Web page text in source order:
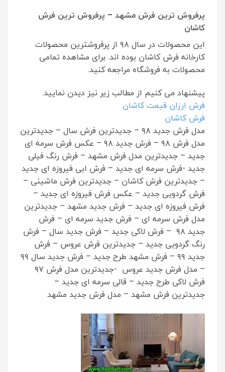
پرفروش ترین فرش مشهد – پرفروش ترین فرش
کاشان
این محصولات در سال ۹۸ از پرفروشترین محصولات
کارخانه فرش کاشان بوده اند. برای مشاهده تمامی
محصولات به فروشگاه مراجعه کنید.
پیشنهاد می کنیم از مطالب زیر نیز دیدن نمایید.
فرش ارزان قیمت کاشان
فرش کاشان
مدل فرش جدید ۹۸ – جدیدترین فرش سال – جدیدترین
مدل فرش ۹۸ – فرش جدید ۹۸ – عکس فرش سرمه ای
جدید – جدیدترین مدل فرش مشهد – فرش رنگ فیلی
جدید -فرش سرمه ای جدید – فرش ابی فیروزه ای جدید
– جدیدترین فرش کاشان – جدیدترین فرش ماشینی –
فرش گردویی جدید – عکس فرش فیروزه ای جدید –
فرش فیروزه ای جدید – فرش جدید مشهد – جدیدترین
مدل فرش سرمه ای – فرش جدید سرمه ای – فرش
جدید ۹۸ – فرش لاکی جدید – فرش جدید سال – فرش
رنگ گردویی جدید – جدیدترین فرش عروس – فرش
جدید ۹۹ – فرش مشهد طرح جدید – فرش جدید سال ۹۹
– مدل فرش جدید عروس -جدیدترین مدل فرش ۹۷
فرش لاکی طرح جدید – قالی سرمه ای جدید –
جدیدترین فرش مشهد – مدل فرش جدید مشهد